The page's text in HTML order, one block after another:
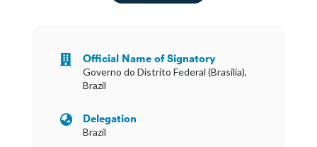
 Official Name of Signatory
Governo do Distrito Federal (Brasilia),
Brazil
 Delegation
Brazil